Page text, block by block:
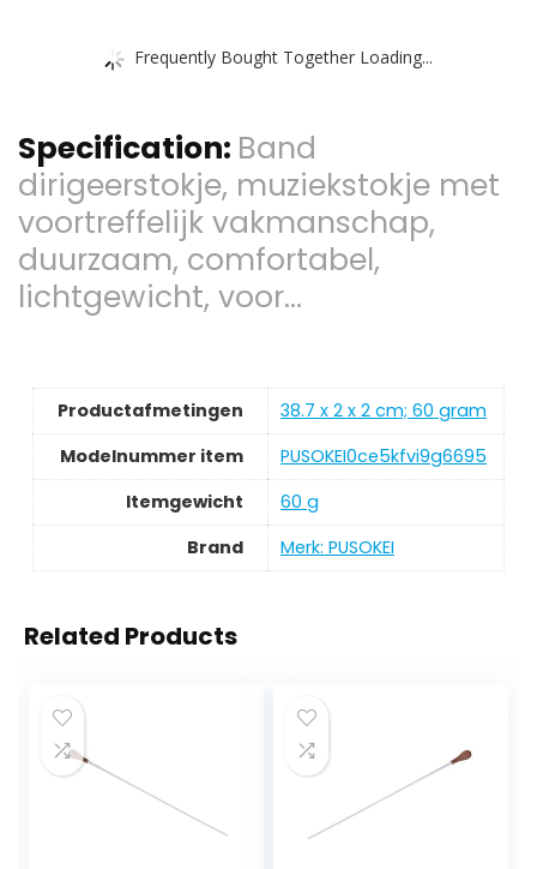
Frequently Bought Together Loading...
Specification: Band
dirigeerstokje, muziekstokje met
voortreffelijk vakmanschap,
duurzaam, comfortabel,
lichtgewicht, voor…
Productafmetingen
‎38.7 x 2 x 2 cm; 60 gram
Modelnummer item
‎PUSOKEI0ce5kfvi9g6695
Itemgewicht
‎60 g
Brand
Merk: PUSOKEI
Related Products